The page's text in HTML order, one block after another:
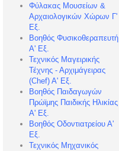
Φύλακας Μουσείων &
Αρχαιολογικών Χώρων Γ'
Εξ.
Βοηθός Φυσικοθεραπευτή
Α' Εξ.
Τεχνικός Μαγειρικής
Τέχνης - Αρχιμάγειρας
(Chef) Α' Εξ.
Βοηθός Παιδαγωγών
Πρώϊμης Παιδικής Ηλικίας
Α' Εξ.
Βοηθός Οδοντιατρείου Α'
Εξ.
Τεχνικός Μηχανικός